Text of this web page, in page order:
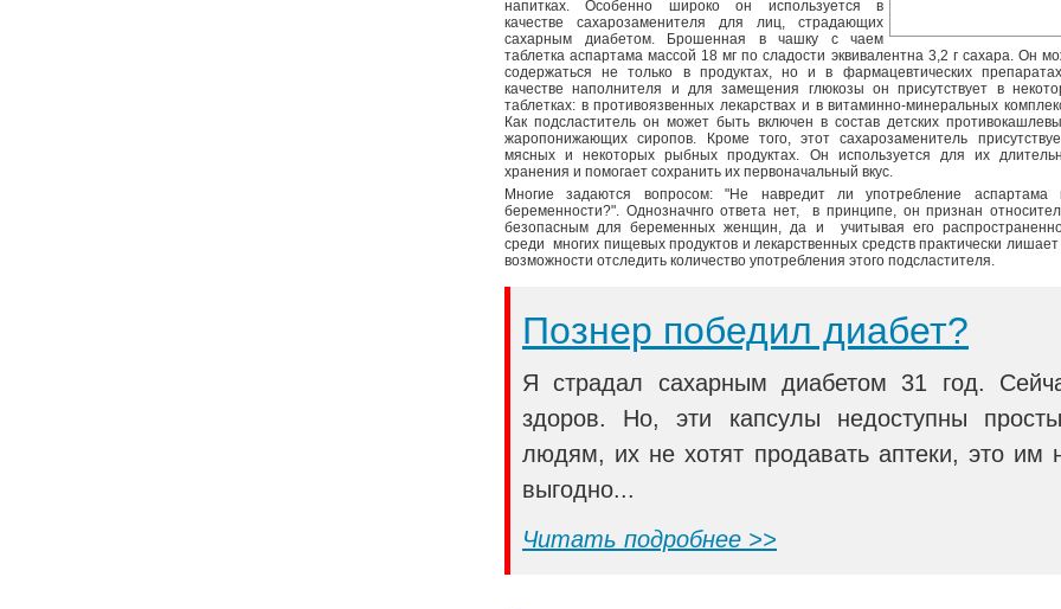
напитках. Особенно широко он используется в
качестве сахарозаменителя для лиц, страдающих
сахарным диабетом. Брошенная в чашку с чаем
таблетка аспартама массой 18 мг по сладости эквивалентна 3,2 г сахара. Он
содержаться не только в продуктах, но и в фармацевтических
качестве наполнителя и для замещения глюкозы он присутствует в
таблетках: в противоязвенных лекарствах и в витаминно-минеральных
Как подсластитель он может быть включен в состав детских
жаропонижающих сиропов. Кроме того, этот сахарозаменитель
мясных и некоторых рыбных продуктах. Он используется для их
хранения и помогает сохранить их первоначальный вкус.
Многие задаются вопросом: "Не навредит ли употребление аспартама
беременности?". Однозначнго ответа нет, в принципе, он признан
безопасным для беременных женщин, да и учитывая его
среди многих пищевых продуктов и лекарственных средств практически лишает
возможности отследить количество употребления этого подсластителя.
Познер победил диабет?
Я страдал сахарным диабетом 31 год.
здоров. Но, эти капсулы недоступны
людям, их не хотят продавать аптеки, это им
выгодно...
Читать подробнее >>